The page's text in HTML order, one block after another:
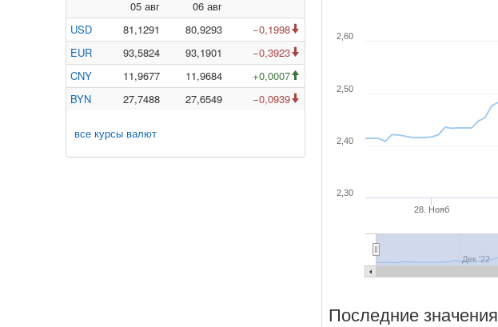
05 авг
06 авг
USD
81,1291 80,9293
−0,1998
EUR
93,5824 93,1901
−0,3923
CNY
11,9677 11,9684
+0,0007
BYN
27,7488 27,6549 −0,0939
все курсы валют
28. Нояб
Дек '22
2,30
2,40
2,50
2,60
Последние значения